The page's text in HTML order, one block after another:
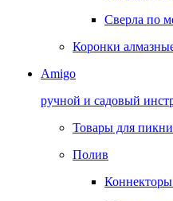
Сверла по
Коронки
Amigo
ручной и садовый
Товары для
Полив